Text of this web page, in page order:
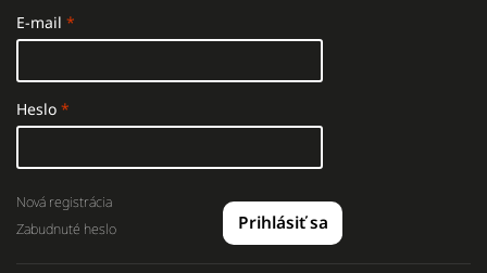
E-mail
Heslo
Prihlásiť sa
Nová registrácia
Zabudnuté heslo